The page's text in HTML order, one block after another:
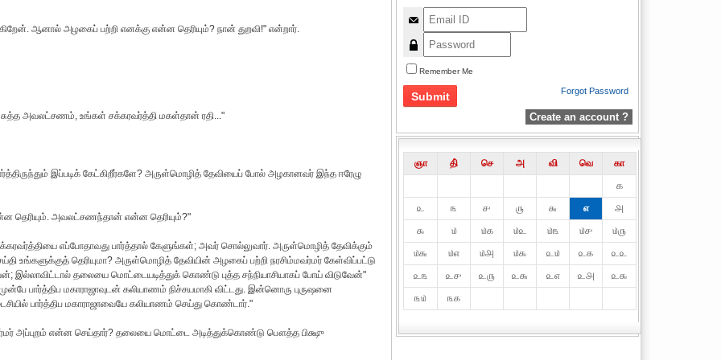
ஆனால் அழகைப் பற்றி எனக்கு என்ன தெரியும்? நான் துறவி!" என்றார்.
அவலட்சணம், உங்கள் சக்கரவர்த்தி மகள்தான் ரதி..."
இப்படிக் கேட்கிறீர்களே? அருள்மொழித் தேவியைப் போல் அழகானவர் இந்த ஈரேழு
அவலட்சணந்தான் என்ன தெரியும்?"
எப்போதாவது பார்த்தால் கேளுங்கள்; அவர் சொல்லுவார். அருள்மொழித் தேவிக்கும்
உங்களுக்குத் தெரியுமா? அருள்மொழித் தேவியின் அழகைப் பற்றி நரசிம்மவர்மர் கேள்விப்பட்டு
தலையை மொட்டையடித்துக் கொண்டு புத்த சந்நியாசியாகப் போய் விடுவேன்"
பார்த்திப மகாராஜாவுடன் கலியாணம் நிச்சயமாகி விட்டது. இன்னொரு புருஷனை
பார்த்திப மகாராஜாவையே கலியாணம் செய்து கொண்டார்."
அப்புறம் என்ன செய்தார்? தலையை மொட்டை அடித்துக்கொண்டு பௌத்த பிக்ஷு
Remember Me
Forgot Password
Create an account ?
ஞா தி் செ அ வி வெ
கா
௧
௨
௩ ௪ ௫ ௬ ௭
௮
௯
௰ ௰௧ ௰௨ ௰௩ ௰௪
௰௫
௰௬
௰௭ ௰௮ ௰௯ ௨௰ ௨௧
௨௨
௨௩
௨௪ ௨௫ ௨௬ ௨௭ ௨௮
௨௯
௩௰
௩௧